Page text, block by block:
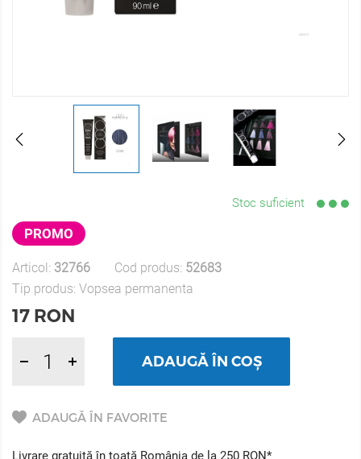
Stoc suficient
PROMO
Articol: 32766 Cod produs: 52683
Tip produs: Vopsea permanenta
17 RON
ADAUGĂ ÎN COȘ
ADAUGĂ ÎN FAVORITE
Livrare gratuită în toată România de la 250 RON*